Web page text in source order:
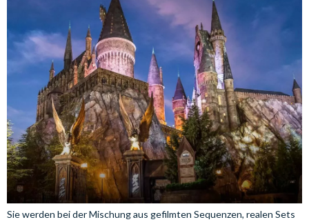
Sie werden bei der Mischung aus gefilmten Sequenzen, realen Sets